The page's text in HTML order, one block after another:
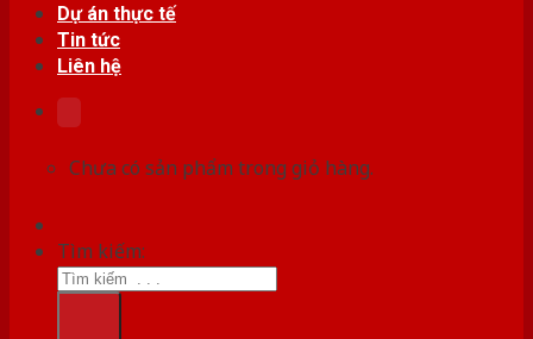
Dự án thực tế
Tin tức
Liên hệ
Chưa có sản phẩm trong giỏ hàng.
Tìm kiếm: